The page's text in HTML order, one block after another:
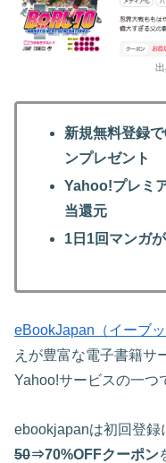
出
新規無料登録
ンプレゼント
Yahoo!プレミ
当還元
1日1回マンガ
eBookJapan（イーブッ
えが豊富な電子書籍サ
Yahoo!サービスの一つ
ebookjapanは初回登録
50⇒70%OFFクーポン